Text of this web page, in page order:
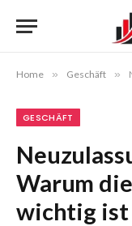
Home » Geschäft »
GESCHÄFT
Warum
wichtig ist